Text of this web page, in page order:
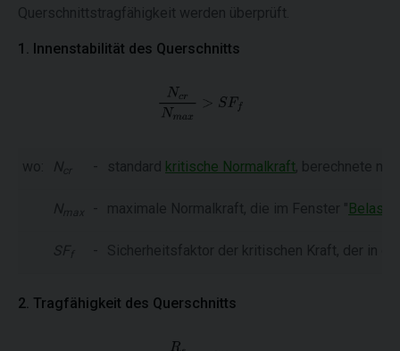
Querschnittstragfähigkeit werden überprüft.
1. Innenstabilität des Querschnitts
wo: N cr - standard kritische Normalkraft, berechnete
Nmax - maximale Normalkraft, die im Fenster "
SF f - Sicherheitsfaktor der kritischen Kraft, der in
2. Tragfähigkeit des Querschnitts